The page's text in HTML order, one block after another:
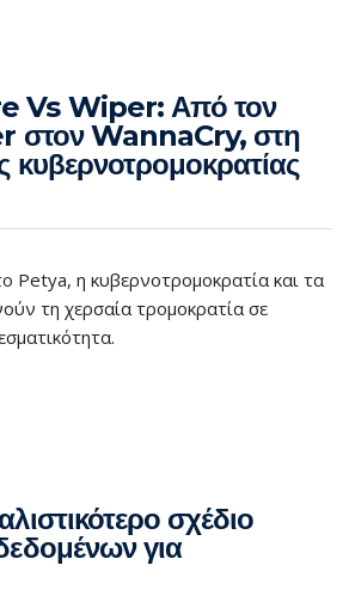
Vs Wiper: Από τον
στον WannaCry, στη
κυβερνοτρομοκρατίας
Petya, η κυβερνοτρομοκρατία και τα
τη χερσαία τρομοκρατία σε
σχέδιο
για